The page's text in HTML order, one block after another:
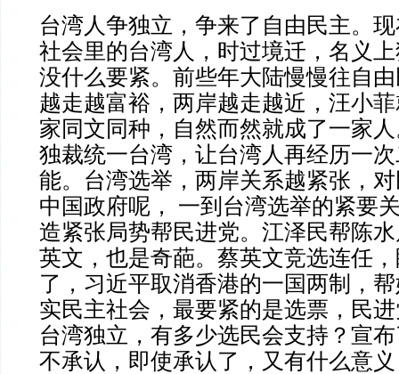
台湾人争独立，争来了自由民主。
社会里的台湾人，时过境迁，名义
没什么要紧。前些年大陆慢慢往自
越走越富裕，两岸越走越近，汪小
家同文同种，自然而然就成了一家
独裁统一台湾，让台湾人再经历一
能。台湾选举，两岸关系越紧张，
中国政府呢， 一到台湾选举的紧要
造紧张局势帮民进党。江泽民帮陈
英文，也是奇葩。蔡英文竞选连任
了，习近平取消香港的一国两制，
实民主社会，最要紧的是选票，民
台湾独立，有多少选民会支持？宣
不承认，即使承认了，又有什么意